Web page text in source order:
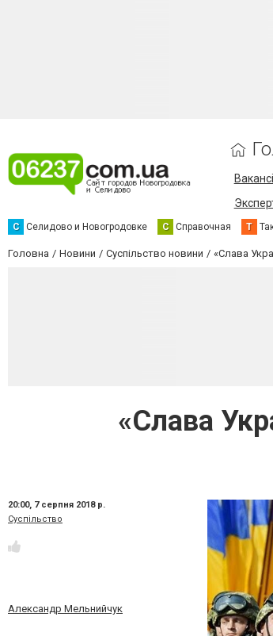
С Селидово и Новогродовке С Справочная Т
Головна Новини Суспільство новини «Слава
«Слава
20:00, 7 серпня 2018 р.
Суспільство
Александр Мельнийчук